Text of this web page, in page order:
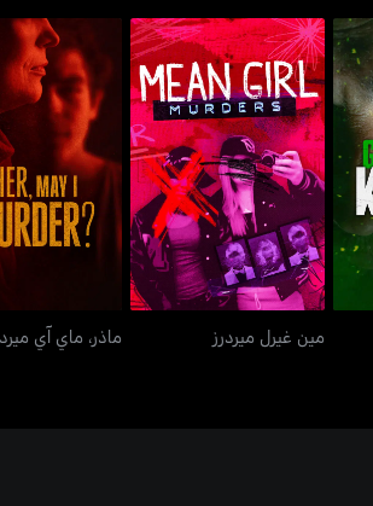
مين غيرل ميردرز
مين غيرل ميردرز
ماذر، ماي آي
ماذر، ماي آي